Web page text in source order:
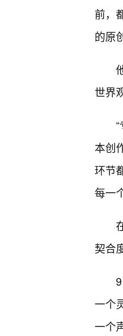
前，
的原
世界
本创
环节
每一
契合
一个
一个